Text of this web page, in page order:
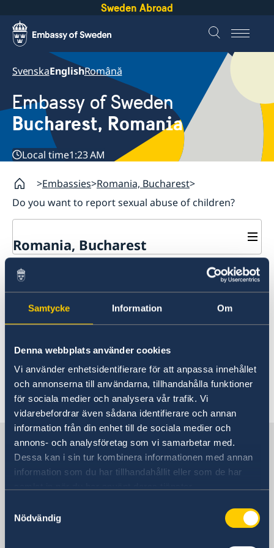
Samtycke Information Om
Denna webbplats använder cookies
Vi använder enhetsidentifierare för att anpassa innehållet
och annonserna till användarna, tillhandahålla funktioner
för sociala medier och analysera vår trafik. Vi
vidarebefordrar även sådana identifierare och annan
information från din enhet till de sociala medier och
annons- och analysföretag som vi samarbetar med.
Dessa kan i sin tur kombinera informationen med annan
information som du har tillhandahållit eller som de har
Nödvändig
Sweden Abroad
SvenskaEnglishRomână
Embassy of Sweden
Bucharest, Romania
Local time1:23 AM
Embassies Romania, Bucharest
Do you want to report sexual abuse of children?
Romania, Bucharest
Contact
About us
Do you want to report sexual
abuse of children?
suspect that a child has been sexually abused
Last updated 18 Feb 2020, 11.15 AM
Sweden in Romania, Bucharest
Șoseaua Kiseleff 43,